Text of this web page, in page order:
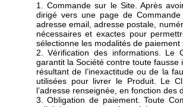
1. Commande sur le Site. Après
dirigé vers une page de
adresse email, adresse postale,
nécessaires et exactes pour
sélectionne les modalités de
2. Vérification des informations. Le
garantit la Société contre toute
résultant de l’inexactitude ou de la
utilisées pour livrer le Produit. Le
l’adresse renseignée, en fonction des
3. Obligation de paiement. Toute